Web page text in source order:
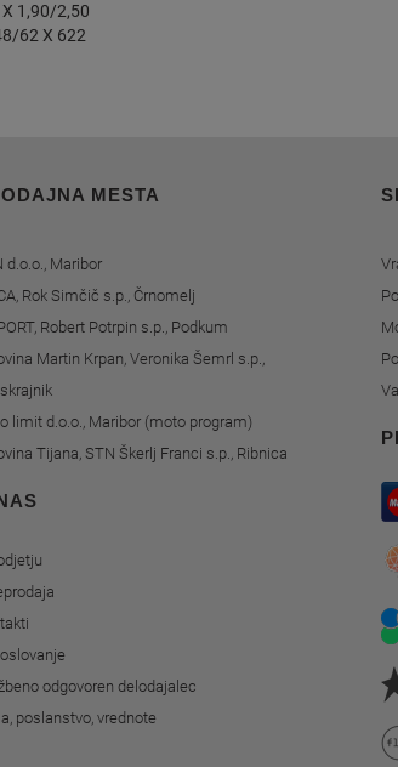
1,90/2,50
62 X 622
MESTA
d.o.o., Maribor
Rok Simčič s.p., Črnomelj
Robert Potrpin s.p., Podkum
Martin Krpan, Veronika Šemrl s.p.,
limit d.o.o., Maribor (moto program)
Tijana, STN Škerlj Franci s.p., Ribnica
odgovoren delodajalec
poslanstvo, vrednote